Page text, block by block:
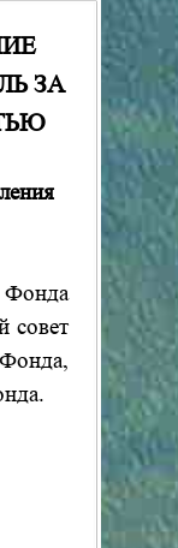
ЗА
Фонда
совет